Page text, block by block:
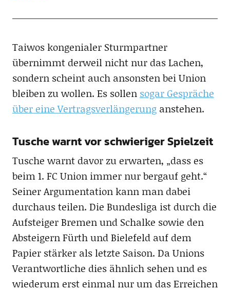
Taiwos kongenialer Sturmpartner
übernimmt derweil nicht nur das Lachen,
sondern scheint auch ansonsten bei Union
bleiben zu wollen. Es sollen sogar Gespräche
über eine Vertragsverlängerunganstehen.
Tusche warnt vor schwieriger Spielzeit
Tusche warnt davor zu erwarten, „dass es
beim 1. FC Union immer nur bergauf geht.“
Seiner Argumentation kann man dabei
durchaus teilen. Die Bundesliga ist durch die
Aufsteiger Bremen und Schalke sowie den
Absteigern Fürth und Bielefeld auf dem
Papier stärker als letzte Saison. Da Unions
Verantwortliche dies ähnlich sehen und es
wiederum erst einmal nur um das Erreichen